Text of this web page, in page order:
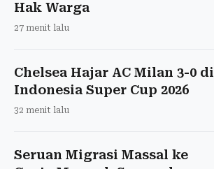
Hak Warga
27 menit lalu
Chelsea Hajar AC Milan 3-0 di
Indonesia Super Cup 2026
32 menit lalu
Seruan Migrasi Massal ke